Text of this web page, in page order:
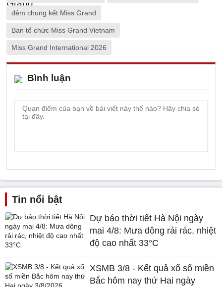
đêm chung kết Miss Grand
Ban tổ chức Miss Grand Vietnam
Miss Grand International 2026
Bình luận
Tin nổi bật
Dự báo thời tiết Hà Nội ngày
mai 4/8: Mưa dông rải rác, nhiệt
độ cao nhất 33°C
XSMB 3/8 - Kết quả xổ số miền
Bắc hôm nay thứ Hai ngày